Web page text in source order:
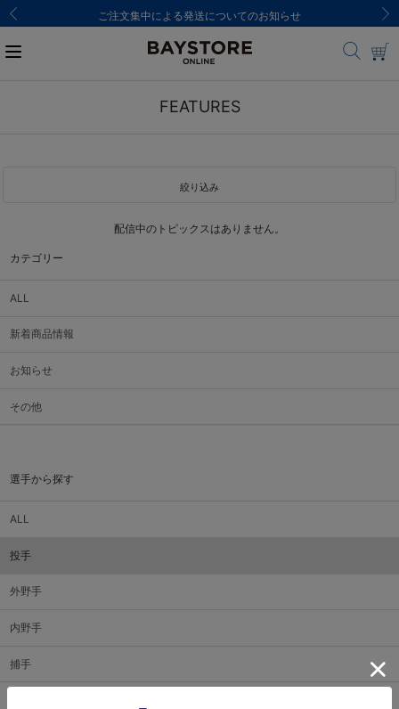
ご注文集中による発送についてのお知らせ
カテゴリー
ALL
新着商品情報
お知らせ
その他
選手から探す
ALL
投手
外野手
内野手
捕手
FEATURES
絞り込み
配信中のトピックスはありません。